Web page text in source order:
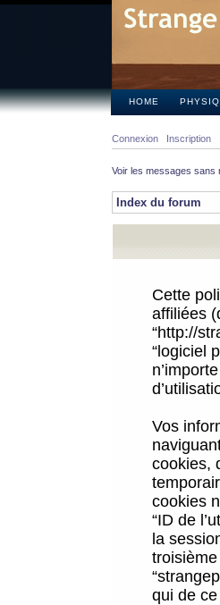
HOME
Connexion Inscription
Voir les messages sans
Index du forum
Cette
affiliées
“http://
“logiciel
Vos
cookies,
cookies
“ID de
la
qui de